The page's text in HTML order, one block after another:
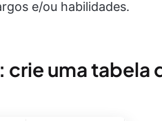
e/ou habilidades.
crie uma